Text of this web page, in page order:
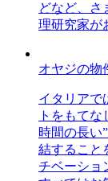
どなど、さ
理研究家が
オヤジの物
イタリアで
トをもて
時間の長い
結すること
チベーショ